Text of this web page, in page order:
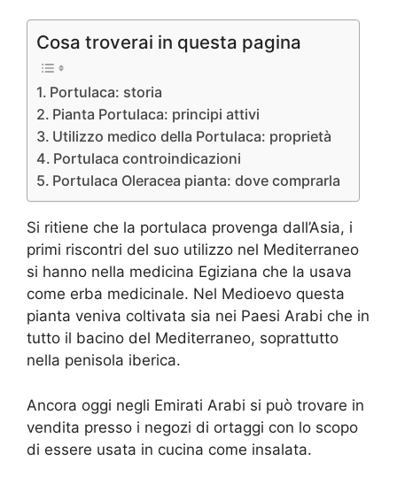
Cosa troverai in questa pagina
Portulaca: storia
Pianta Portulaca: principi attivi
Utilizzo medico della Portulaca: proprietà
Portulaca controindicazioni
Portulaca Oleracea pianta: dove comprarla
Si ritiene che la portulaca provenga dall’Asia, i
primi riscontri del suo utilizzo nel Mediterraneo
si hanno nella medicina Egiziana che la usava
come erba medicinale. Nel Medioevo questa
pianta veniva coltivata sia nei Paesi Arabi che in
tutto il bacino del Mediterraneo, soprattutto
nella penisola iberica.
Ancora oggi negli Emirati Arabi si può trovare in
vendita presso i negozi di ortaggi con lo scopo
di essere usata in cucina come insalata.